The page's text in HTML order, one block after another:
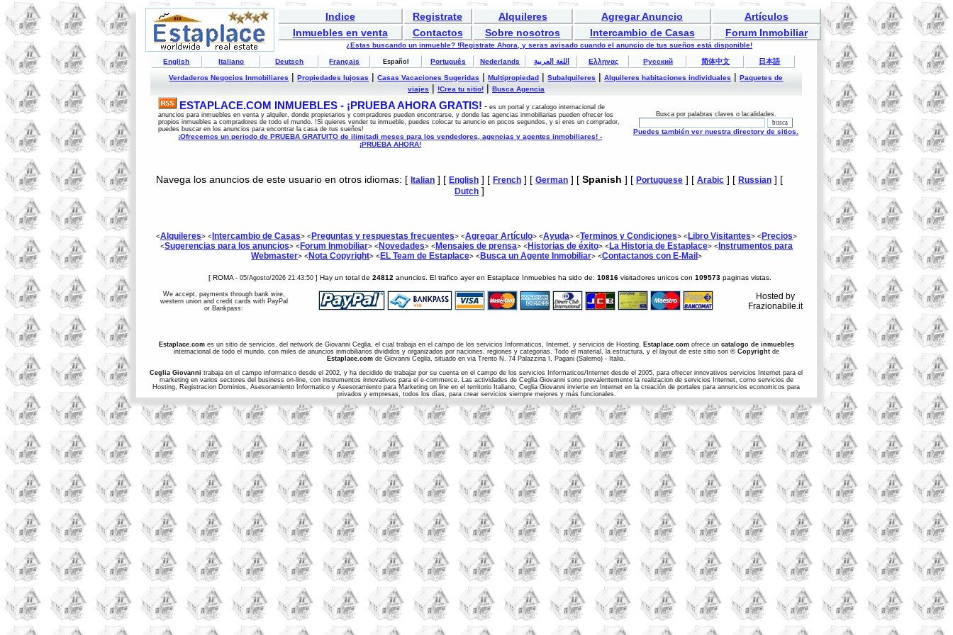
Indice Registrate Alquileres Agregar Anuncio
Artículos
Inmuebles en venta
Contactos Sobre nosotros Intercambio de Casas Forum Inmobiliar
¿Estas buscando un inmueble? !Registrate Ahora, y seras avisado cuando el anuncio de tus sueños está disponible!
English Italiano Deutsch Français Español Português Nederlands اللغة العربية Ελληνας Русский 简体中文 日本語
Verdaderos Negocios Inmobiliares |Propiedades lujosas |Casas Vacaciones Sugeridas |Multipropiedad |Subalquileres |Alquileres habitaciones individuales |Paquetes de
viajes | !Crea tu sitio!| Busca Agencia
ESTAPLACE.COM INMUEBLES - ¡PRUEBA AHORA GRATIS! - es un portal y catalogo internacional de
anuncios para inmuebles en venta y alquiler, donde propietarios y compradores pueden encontrarse, y donde las agencias inmobiliarias pueden ofrecer los
propios inmuebles a compradores de todo el mundo. !Si quieres vender tu inmueble, puedes colocar tu anuncio en pocos segundos, y si eres un comprador,
puedes buscar en los anuncios para encontrar la casa de tus sueños!
¡Ofrecemos un periodo de PRUEBA GRATUITO de ilimitadi meses para los vendedores, agencias y agentes inmobiliares! -
¡PRUEBA AHORA!
Busca por palabras claves o lacalidades.
Puedes también ver nuestra directory de sitios.
Navega los anuncios de este usuario en otros idiomas: [ Italian ] [English ] [French ] [German ] [Spanish ] [Portuguese ] [Arabic ] [Russian ] [
Dutch ]
<Alquileres> <Intercambio de Casas> <Preguntas y respuestas frecuentes> <Agregar Artículo> <Ayuda> <Terminos y Condiciones> <Libro Visitantes> <Precios>
<Sugerencias para los anuncios> <Forum Inmobiliar> <Novedades> <Mensajes de prensa> <Historias de éxito> <La Historia de Estaplace> <Instrumentos para
Webmaster> <Nota Copyright> <EL Team de Estaplace> <Busca un Agente Inmobiliar> <Contactanos con E-Mail >
[ ROMA - 05/Agosto/2026 21:43:50 ] Hay un total de 24812 anuncios. El trafico ayer en Estaplace Inmuebles ha sido de: 10816 visitadores unicos con 109573 paginas vistas.
We accept, payments through bank wire,
western union and credit cards with PayPal
or Bankpass:
Hosted by
Frazionabile.it
Estaplace.comes un sitio de servicios, del network de Giovanni Ceglia, el cual trabaja en el campo de los servicios Informaticos, Internet, y servicios de Hosting, Estaplace.comofrece un catalogo de inmuebles
internacional de todo el mundo, con miles de anuncios inmobiliarios divididos y organizados por naciones, regiones y categorias. Todo el material, la estructura, y el layout de este sitio son © Copyrightde
Estaplace.com de Giovanni Ceglia, situado en via Trento N. 74 Palazzina I, Pagani (Salerno) - Italia.
Ceglia Giovanni trabaja en el campo informatico desde el 2002, y ha decidido de trabajar por su cuenta en el campo de los servicios Informaticos/Internet desde el 2005, para ofrecer innovativos servicios Internet para el
marketing en varios sectores del business on-line, con instrumentos innovativos para el e-commerce. Las actividades de Ceglia Giovanni sono prevalentemente la realizacion de servicios Internet, como servicios de
Hosting, Registracion Dominios, Asesoramiento Informatico y Asesoramiento para Marketing on line en el territorio Italiano, Ceglia Giovanni invierte en Internet en la creación de portales para annuncios economicos para
privados y empresas, todos los días, para crear servicios siempre mejores y más funcionales.